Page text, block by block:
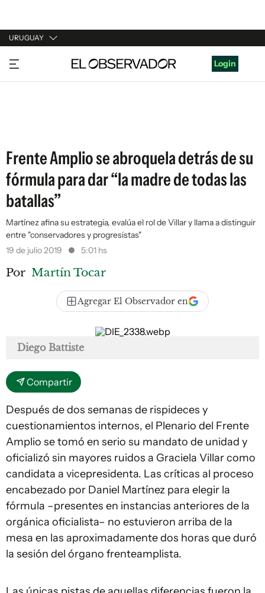
URUGUAY
URUGUAY
ARGENTINA
Login
Frente Amplio se abroquela detrás de su
fórmula para dar “la madre de todas las
batallas”
Martínez afina su estrategia, evalúa el rol de Villar y llama a distinguir
entre "conservadores y progresistas"
19 de julio 2019
5:01 hs
Por Martín Tocar
Agregar El Observador en
Diego Battiste
Compartir
Después de dos semanas de rispideces y
cuestionamientos internos, el Plenario del Frente
Amplio se tomó en serio su mandato de unidad y
oficializó sin mayores ruidos a Graciela Villar como
candidata a vicepresidenta. Las críticas al proceso
encabezado por Daniel Martínez para elegir la
fórmula –presentes en instancias anteriores de la
orgánica oficialista– no estuvieron arriba de la
mesa en las aproximadamente dos horas que duró
la sesión del órgano frenteamplista.